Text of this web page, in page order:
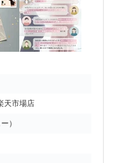
天市場店
）